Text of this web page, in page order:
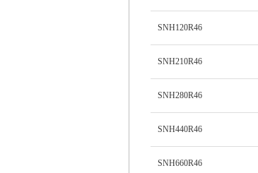
SNH120R46
SNH210R46
SNH280R46
SNH440R46
SNH660R46